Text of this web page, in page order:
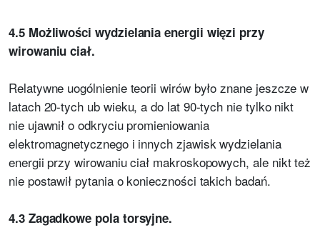
4.5 Możliwości wydzielania energii więzi przy
wirowaniu ciał.
Relatywne uogólnienie teorii wirów było znane jeszcze w
latach 20-tych ub wieku, a do lat 90-tych nie tylko nikt
nie ujawnił o odkryciu promieniowania
elektromagnetycznego i innych zjawisk wydzielania
energii przy wirowaniu ciał makroskopowych, ale nikt też
nie postawił pytania o konieczności takich badań.
4.3 Zagadkowe pola torsyjne.